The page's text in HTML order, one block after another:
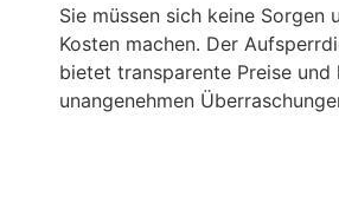
Sie müssen sich keine Sorgen
Kosten machen. Der
bietet transparente Preise und
unangenehmen